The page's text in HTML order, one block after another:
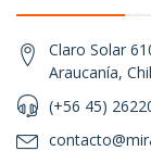
Claro Solar
Araucanía,
(+56 45)